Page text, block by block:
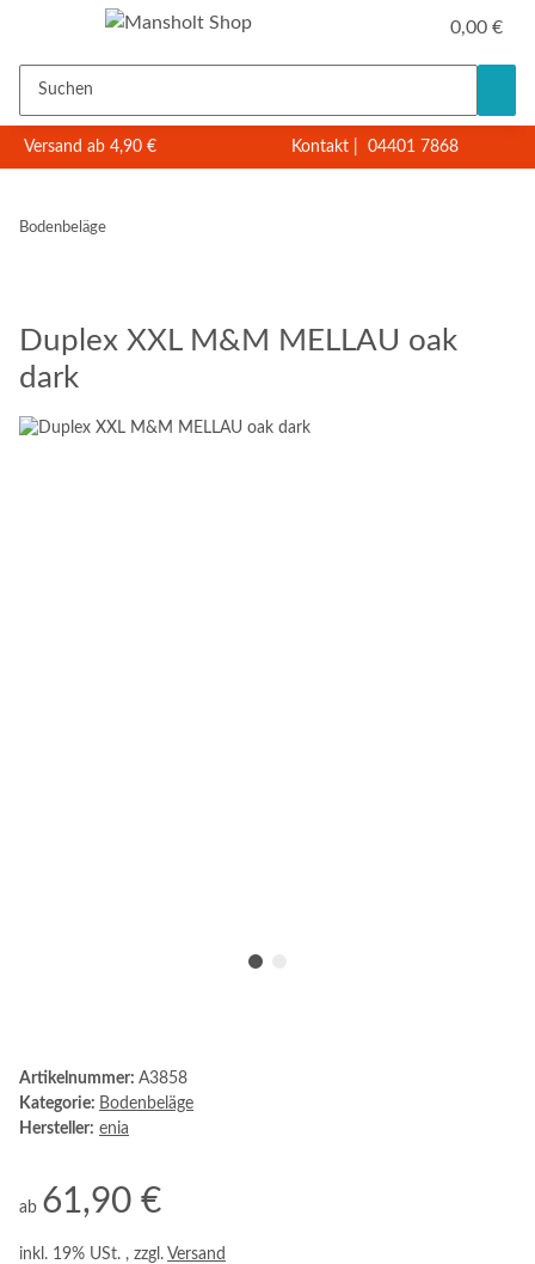
0,00 €
Versand ab 4,90 € Kontakt 04401 7868
Bodenbeläge
Duplex XXL M&M MELLAU oak
dark
Artikelnummer: A3858
Kategorie: Bodenbeläge
Hersteller: enia
ab 61,90 €
inkl. 19% USt. , zzgl. Versand